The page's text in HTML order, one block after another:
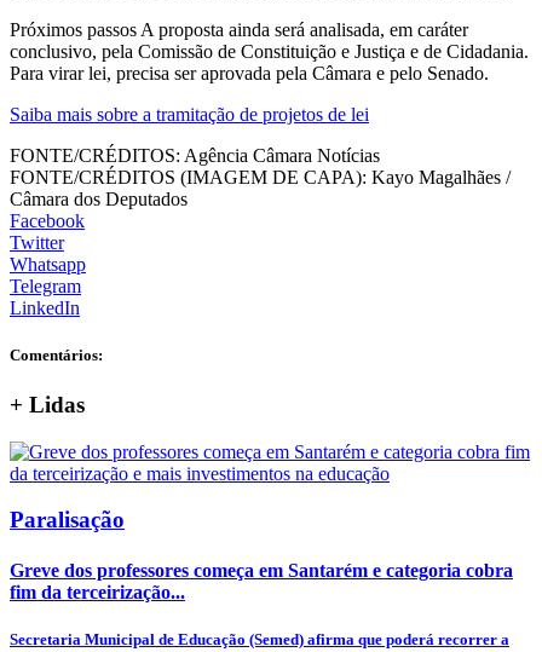
Próximos passos A proposta ainda será analisada, em caráter
conclusivo, pela Comissão de Constituição e Justiça e de Cidadania.
Para virar lei, precisa ser aprovada pela Câmara e pelo Senado.
Saiba mais sobre a tramitação de projetos de lei
FONTE/CRÉDITOS: Agência Câmara Notícias
FONTE/CRÉDITOS (IMAGEM DE CAPA): Kayo Magalhães /
Câmara dos Deputados
Facebook
Twitter
Whatsapp
Telegram
LinkedIn
Comentários:
+ Lidas
Paralisação
Greve dos professores começa em Santarém e categoria cobra
fim da terceirização...
Secretaria Municipal de Educação (Semed) afirma que poderá recorrer a